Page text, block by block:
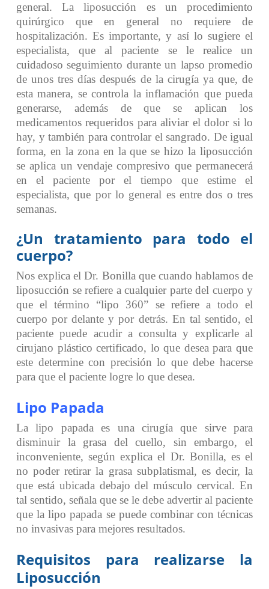
general. La liposucción es un procedimiento
quirúrgico que en general no requiere de
hospitalización.Es importante, y así lo sugiere el
especialista, que al paciente se le realice un
cuidadoso seguimiento durante un lapso promedio
de unos tres días después de la cirugía ya que, de
esta manera, se controla la inflamación que pueda
generarse, además de que se aplican los
medicamentos requeridos para aliviar el dolor si lo
hay, y también para controlar el sangrado. De igual
forma, en la zona en la que se hizo la liposucción
se aplica un vendaje compresivo que permanecerá
en el paciente por el tiempo que estime el
especialista, que por lo general es entre dos o tres
semanas.
¿Un tratamiento para todo el
cuerpo?
Nos explica el Dr. Bonilla que cuando hablamos de
liposucción se refiere a cualquier parte del cuerpo y
que el término “lipo 360” se refiere a todo el
cuerpo por delante y por detrás. En tal sentido, el
paciente puede acudir a consulta y explicarle al
cirujano plástico certificado, lo que desea para que
este determine con precisión lo que debe hacerse
para que el paciente logre lo que desea.
Lipo Papada
La lipo papada es una cirugía que sirve para
disminuir la grasa del cuello, sin embargo, el
inconveniente, según explica el Dr. Bonilla, es el
no poder retirar la grasa subplatismal, es decir, la
que está ubicada debajo del músculo cervical. En
tal sentido, señala que se le debe advertir al paciente
que la lipo papada se puede combinar con técnicas
no invasivas para mejores resultados.
Requisitos para realizarse la
Liposucción